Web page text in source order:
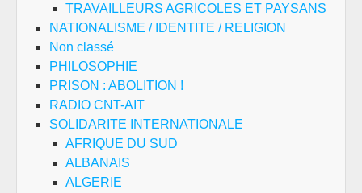
TRAVAILLEURS AGRICOLES ET PAYSANS
NATIONALISME / IDENTITE / RELIGION
Non classé
PHILOSOPHIE
PRISON : ABOLITION !
RADIO CNT-AIT
SOLIDARITE INTERNATIONALE
AFRIQUE DU SUD
ALBANAIS
ALGERIE